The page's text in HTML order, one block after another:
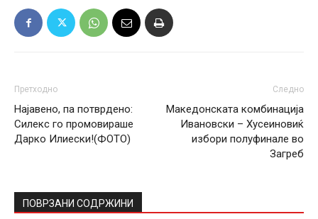
Претходно
Најавено, па потврдено:
Силекс го промовираше
Дарко Илиески!(ФОТО)
Следно
Македонската комбинација
Ивановски – Хусеиновиќ
избори полуфинале во
Загреб
ПОВРЗАНИ СОДРЖИНИ